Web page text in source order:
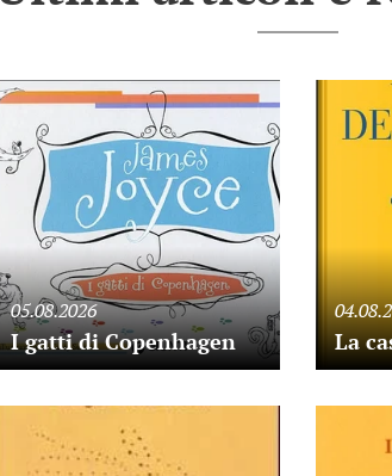
05.08.2026
I gatti di Copenhagen La